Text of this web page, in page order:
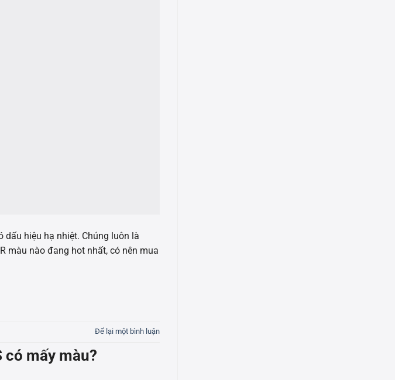
hiệu hạ nhiệt. Chúng luôn là
màu nào đang hot nhất, có nên mua
Để lại một bình luận
có mấy màu?